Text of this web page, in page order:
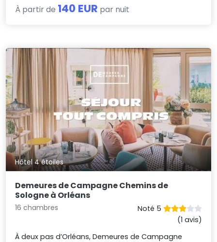
À partir de 140 EUR par nuit
Hôtel 4 étoiles
Demeures de Campagne Chemins de
Sologne à Orléans
16 chambres
Noté 5
(1 avis)
À deux pas d’Orléans, Demeures de Campagne